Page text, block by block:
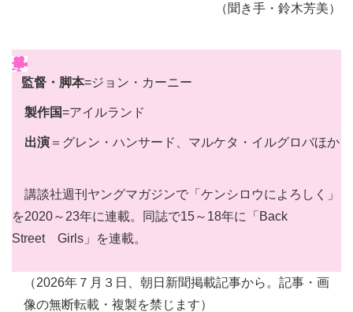
（聞き手・鈴木芳美）
監督・脚本=ジョン・カーニー
製作国=アイルランド
出演 ＝グレン・ハンサード、マルケタ・イルグロバほか
講談社週刊ヤングマガジンで「ケンシロウによろしく」
を2020～23年に連載。同誌で15～18年に「Back
Street Girls」を連載。
（2026年７月３日、朝日新聞掲載記事から。記事・画
像の無断転載・複製を禁じます）